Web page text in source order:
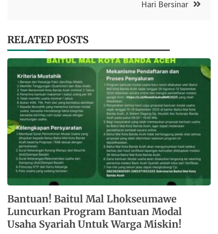
Hari Bersinar
RELATED POSTS
Bantuan! Baitul Mal Lhokseumawe
Luncurkan Program Bantuan Modal
Usaha Syariah Untuk Warga Miskin!